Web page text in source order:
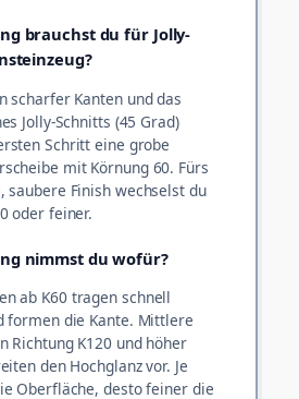
brauchst du für Jolly-
scharfer Kanten und das
Jolly-Schnitts (45 Grad)
Schritt eine grobe
mit Körnung 60. Fürs
saubere Finish wechselst du
oder feiner.
nimmst du wofür?
ab K60 tragen schnell
formen die Kante. Mittlere
Richtung K120 und höher
den Hochglanz vor. Je
Oberfläche, desto feiner die